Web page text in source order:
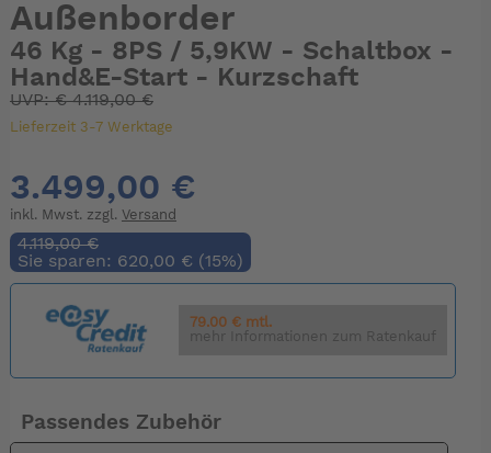
Außenborder
46 Kg - 8PS / 5,9KW - Schaltbox -
Hand&E-Start - Kurzschaft
UVP:€4.119,00 €
Lieferzeit 3-7 Werktage
3.499,00 €
inkl. Mwst. zzgl. Versand
4.119,00 €
Sie sparen: 620,00 € (15%)
79.00 € mtl.
mehr Informationen zum Ratenkauf
Passendes Zubehör